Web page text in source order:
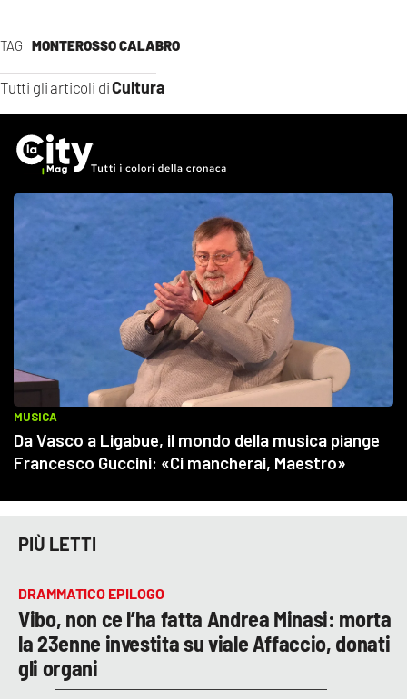
TAG MONTEROSSO CALABRO
Tutti gli articoli diCultura
PIÙ LETTI
DRAMMATICO EPILOGO
Vibo, non ce l’ha fatta Andrea Minasi: morta
la 23enne investita su viale Affaccio, donati
gli organi